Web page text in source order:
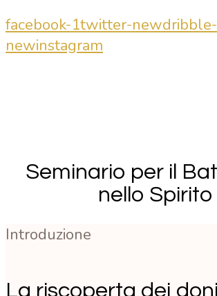
facebook-1twitter-newdribble-
newinstagram
Seminario per il
nello Spirito
Introduzione
La riscoperta dei